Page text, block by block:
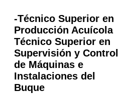
-Técnico Superior en
Producción Acuícola
Técnico Superior en
Supervisión y Control
de Máquinas e
Instalaciones del
Buque